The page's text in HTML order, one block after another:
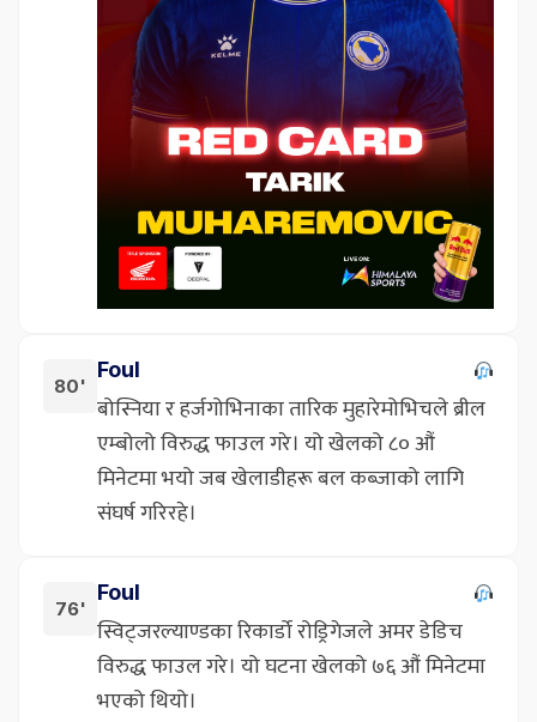
80'
Foul
बोस्निया र हर्जगोभिनाका तारिक मुहारेमोभिचले ब्रील
एम्बोलो विरुद्ध फाउल गरे। यो खेलको ८० औं
मिनेटमा भयो जब खेलाडीहरू बल कब्जाको लागि
संघर्ष गरिरहे।
76'
Foul
स्विट्जरल्याण्डका रिकार्डो रोड्रिगेजले अमर डेडिच
विरुद्ध फाउल गरे। यो घटना खेलको ७६ औं मिनेटमा
भएको थियो।